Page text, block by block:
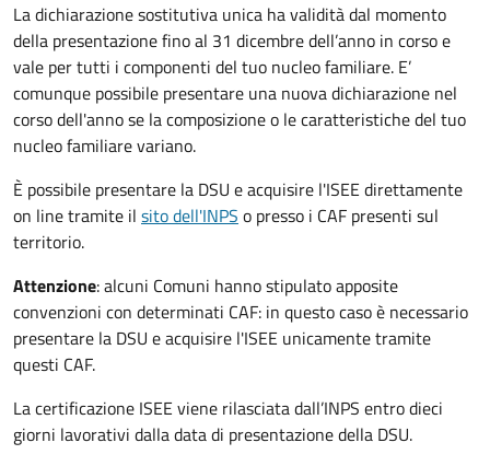
La dichiarazione sostitutiva unica ha validità dal momento
della presentazione fino al 31 dicembre dell’anno in corso e
vale per tutti i componenti del tuo nucleo familiare. E’
comunque possibile presentare una nuova dichiarazione nel
corso dell'anno se la composizione o le caratteristiche del tuo
nucleo familiare variano.
È possibile presentare la DSU e acquisire l'ISEE direttamente
on line tramite il sito dell'INPS o presso i CAF presenti sul
territorio.
Attenzione: alcuni Comuni hanno stipulato apposite
convenzioni con determinati CAF: in questo caso è necessario
presentare la DSU e acquisire l'ISEE unicamente tramite
questi CAF.
La certificazione ISEE viene rilasciata dall’INPS entro dieci
giorni lavorativi dalla data di presentazione della DSU.